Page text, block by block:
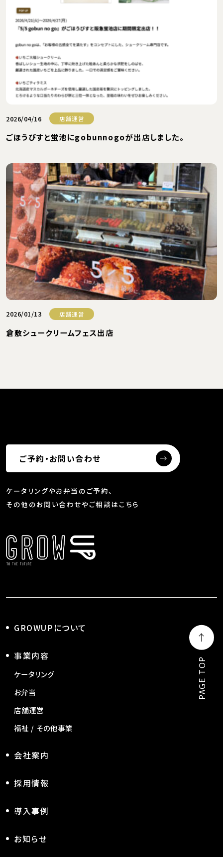
2026/04/16 店舗運営
ごほうびすと蛍池にgobunnogoが出店しました。
2026/01/13 店舗運営
倉敷シュークリームフェス出店
ご予約・お問い合わせ
ケータリングやお弁当のご予約、
その他のお問い合わせやご相談はこちら
PAGE TOP
GROWUPについて
事業内容
ケータリング
お弁当
店舗運営
福祉 / その他事業
会社案内
採用情報
導入事例
お知らせ